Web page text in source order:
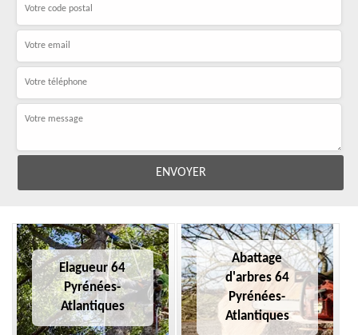
Elagueur 64
Pyrénées-
Atlantiques
Abattage
d'arbres 64
Pyrénées-
Atlantiques